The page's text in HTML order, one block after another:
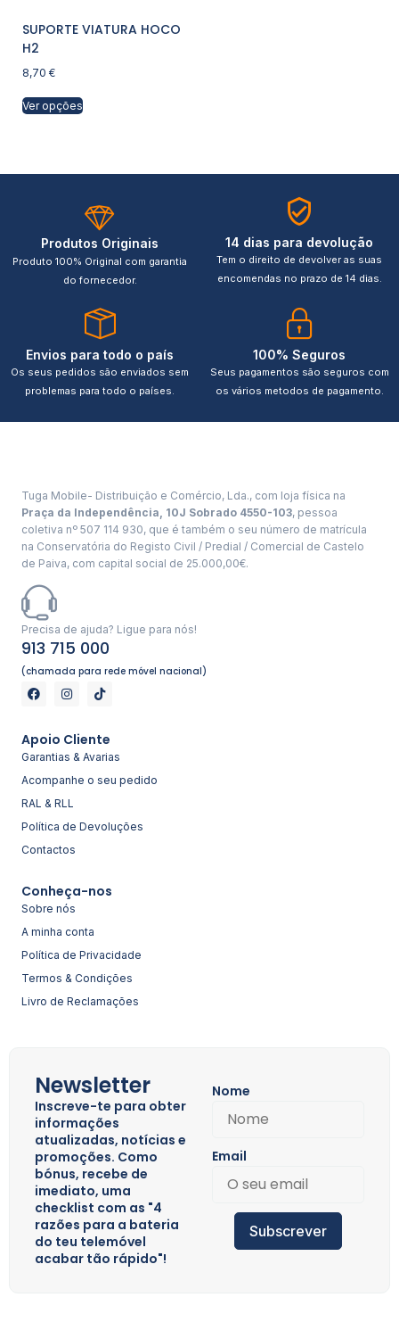
SUPORTE VIATURA HOCO
H2
8,70 €
Ver opções
Produtos Originais
Produto 100% Original com garantia
do fornecedor.
14 dias para devolução
Tem o direito de devolver as suas
encomendas no prazo de 14 dias.
Envios para todo o país
Os seus pedidos são enviados sem
problemas para todo o países.
100% Seguros
Seus pagamentos são seguros com
os vários metodos de pagamento.
Tuga Mobile- Distribuição e Comércio, Lda., com loja física na
Praça da Independência, 10J Sobrado 4550-103, pessoa
coletiva nº 507 114 930, que é também o seu número de matrícula
na Conservatória do Registo Civil / Predial / Comercial de Castelo
de Paiva, com capital social de 25.000,00€.
Precisa de ajuda? Ligue para nós!
913 715 000
(chamada para rede móvel nacional)
Apoio Cliente
Garantias & Avarias
Acompanhe o seu pedido
RAL & RLL
Política de Devoluções
Contactos
Conheça-nos
Sobre nós
A minha conta
Política de Privacidade
Termos & Condições
Livro de Reclamações
Newsletter
Inscreve-te para obter
informações
atualizadas, notícias e
promoções. Como
bónus, recebe de
imediato, uma
checklist com as "4
razões para a bateria
do teu telemóvel
acabar tão rápido"!
Nome
Email
Subscrever